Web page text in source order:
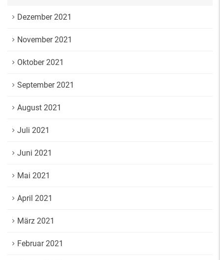
Dezember 2021
November 2021
Oktober 2021
September 2021
August 2021
Juli 2021
Juni 2021
Mai 2021
April 2021
März 2021
Februar 2021